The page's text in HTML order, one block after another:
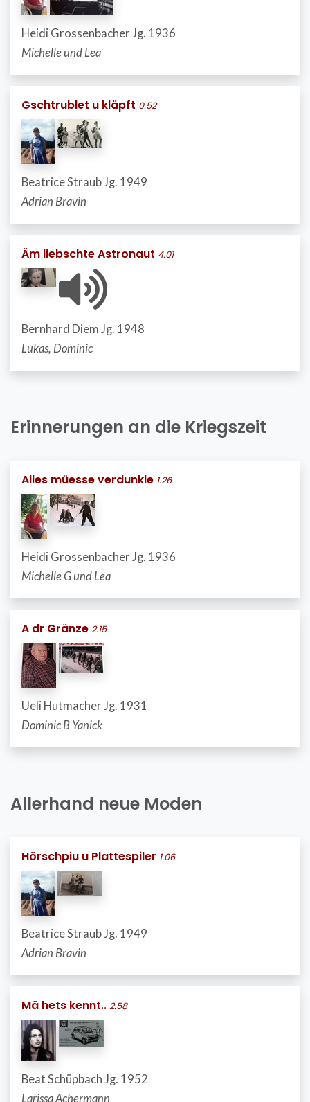
Heidi Grossenbacher Jg. 1936
Michelle und Lea
Gschtrublet u kläpft 0.52
Beatrice Straub Jg. 1949
Adrian Bravin
Äm liebschte Astronaut 4.01
Bernhard Diem Jg. 1948
Lukas, Dominic
Erinnerungen an die Kriegszeit
Alles müesse verdunkle 1.26
Heidi Grossenbacher Jg. 1936
Michelle G und Lea
A dr Gränze 2.15
Ueli Hutmacher Jg. 1931
Dominic B Yanick
Allerhand neue Moden
Hörschpiu u Plattespiler 1.06
Beatrice Straub Jg. 1949
Adrian Bravin
Mä hets kennt.. 2.58
Beat Schüpbach Jg. 1952
Larissa Achermann